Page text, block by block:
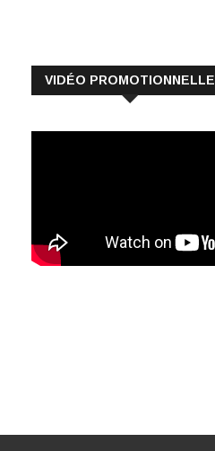
VIDÉO PROMOTIONNELLE